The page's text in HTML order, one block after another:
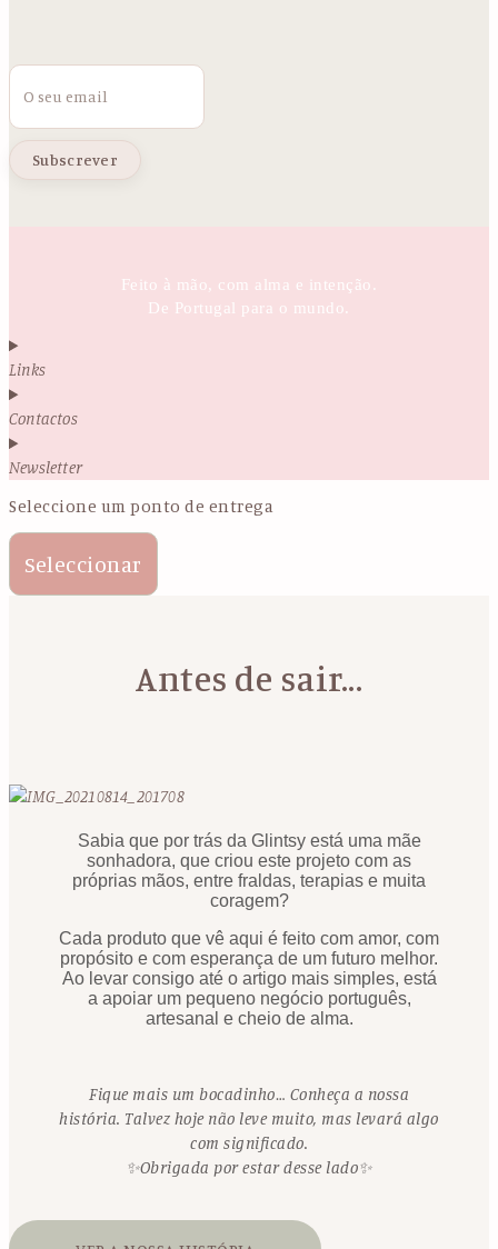
Email
Feito à mão, com alma e intenção.
De Portugal para o mundo.
Links
Contactos
Newsletter
Seleccione um ponto de entrega
Seleccionar
Antes de sair...
Sabia que por trás da Glintsy está uma mãe
sonhadora, que criou este projeto com as
próprias mãos, entre fraldas, terapias e muita
coragem?
Cada produto que vê aqui é feito com amor, com
propósito e com esperança de um futuro melhor.
Ao levar consigo até o artigo mais simples, está
a apoiar um pequeno negócio português,
artesanal e cheio de alma.
Fique mais um bocadinho… Conheça a nossa
história. Talvez hoje não leve muito, mas levará algo
com significado.
✨Obrigada por estar desse lado✨